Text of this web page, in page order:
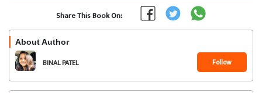
Share This Book On:
About Author
BINAL PATEL Follow